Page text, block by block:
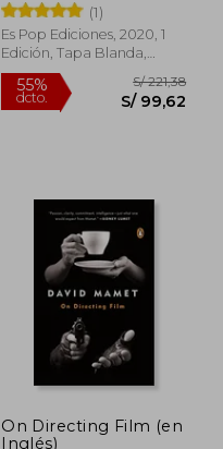
55%
dcto.
(1)
Es Pop Ediciones, 2020, 1
Edición, Tapa Blanda,
Nuevo
On Directing Film (en
Inglés)